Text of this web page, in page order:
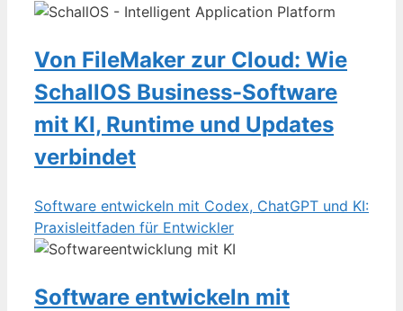
Von FileMaker zur Cloud: Wie
SchallOS Business-Software
mit KI, Runtime und Updates
verbindet
Software entwickeln mit Codex, ChatGPT und KI:
Praxisleitfaden für Entwickler
Software entwickeln mit